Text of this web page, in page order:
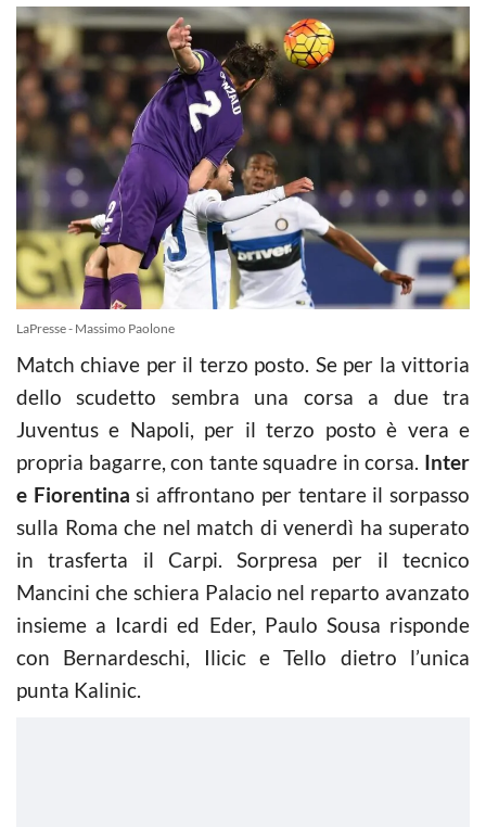
LaPresse - Massimo Paolone
Match chiave per il terzo posto. Se per la vittoria
dello scudetto sembra una corsa a due tra
Juventus e Napoli, per il terzo posto è vera e
propria bagarre, con tante squadre in corsa. Inter
e Fiorentinasi affrontano per tentare il sorpasso
sulla Roma che nel match di venerdì ha superato
in trasferta il Carpi. Sorpresa per il tecnico
Mancini che schiera Palacio nel reparto avanzato
insieme a Icardi ed Eder, Paulo Sousa risponde
con Bernardeschi, Ilicic e Tello dietro l’unica
punta Kalinic.